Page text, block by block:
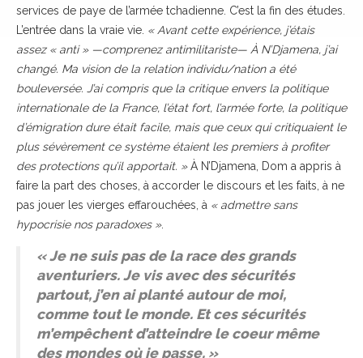
services de paye de l’armée tchadienne. C’est la fin des études.
L’entrée dans la vraie vie. « Avant cette expérience, j’étais
assez « anti » —comprenez antimilitariste— À N’Djamena, j’ai
changé. Ma vision de la relation individu/nation a été
bouleversée. J’ai compris que la critique envers la politique
internationale de la France, l’état fort, l’armée forte, la politique
d’émigration dure était facile, mais que ceux qui critiquaient le
plus sévèrement ce système étaient les premiers à profiter
des protections qu’il apportait. »À N’Djamena, Dom a appris à
faire la part des choses, à accorder le discours et les faits, à ne
pas jouer les vierges effarouchées, à « admettre sans
hypocrisie nos paradoxes ».
« Je ne suis pas de la race des grands
aventuriers. Je vis avec des sécurités
partout, j’en ai planté autour de moi,
comme tout le monde. Et ces sécurités
m’empêchent d’atteindre le coeur même
des mondes où je passe. »